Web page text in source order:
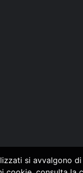
si avvalgono